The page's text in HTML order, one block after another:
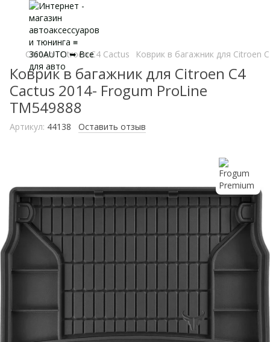
Citroen Citroen C4 Cactus Коврик в багажник для Citroen
Коврик в багажник для Citroen C4
Cactus 2014- Frogum ProLine
TM549888
Артикул: 44138 Оставить отзыв